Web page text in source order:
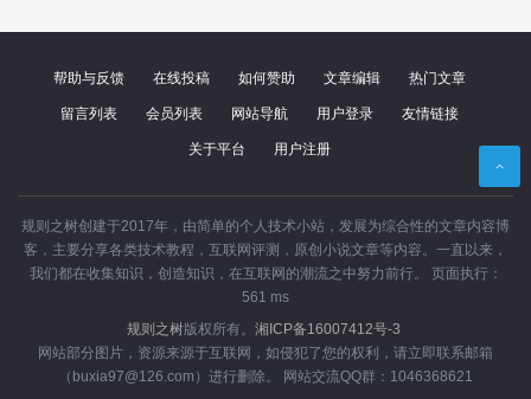
分享
封面
阅读
帮助与反馈 在线投稿 如何赞助 文章编辑 热门文章
留言列表 会员列表 网站导航 用户登录 友情链接
关于平台 用户注册
规则之树创建于2017年，由简单的个人技术小站，发展为综合性的文章内容博
客，主要分享各类技术教程，互联网评测，原创小说文章等内容。一直以来，
我们都在收集知识，创造知识，在互联网的潮流之中努力前行。 页面执行：
561 ms
规则之树版权所有。 湘ICP备16007412号-3
网站部分图片，资源来源于互联网，如侵犯了您的权利，请立即联系邮箱
（buxia97@126.com）进行删除。 网站交流QQ群：1046368621